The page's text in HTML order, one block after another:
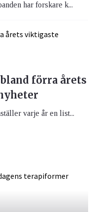
har forskare k...
förra årets
varje år en list...